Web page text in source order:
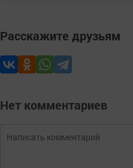
Расскажите друзьям
Нет комментариев